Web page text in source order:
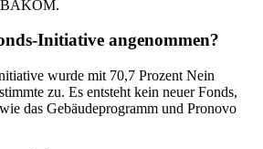
BAKOM.
Initiative angenommen?
wurde mit 70,7 Prozent Nein
zu. Es entsteht kein neuer Fonds,
das Gebäudeprogramm und Pronovo